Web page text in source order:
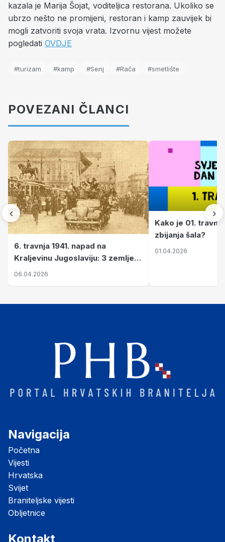
kazala je Marija Šojat, voditeljica restorana. Ukoliko se
ubrzo nešto ne promijeni, restoran i kamp zauvijek bi
mogli zatvoriti svoja vrata. Izvornu vijest možete
pogledati OVDJE
#turizam #kamp #Senj #Rača #smetlište
POVEZANI ČLANCI
‹
6. travnja 1941. napad na
Kraljevinu Jugoslaviju: 3 zemlje
nastale njenim raspadom
06.04.2026
Kako je 01.
zbijanja šala?
01.04.2026
›
Navigacija
Početna
Vijesti
Hrvatska
Svijet
Braniteljske vijesti
Obljetnice
Kontakt